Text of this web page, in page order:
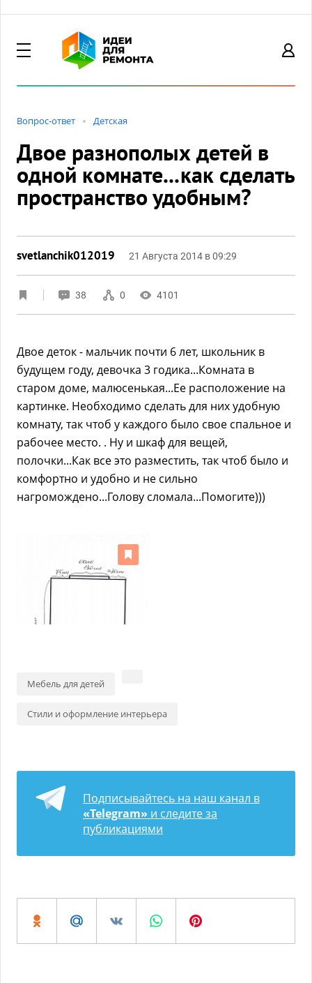
Вопрос-ответ Детская
Двое разнополых детей в
одной комнате...как сделать
пространство удобным?
svetlanchik012019 21 Августа 2014 в 09:29
38 0 4101
Двое деток - мальчик почти 6 лет, школьник в
будущем году, девочка 3 годика...Комната в
старом доме, малюсенькая...Ее расположение на
картинке. Необходимо сделать для них удобную
комнату, так чтоб у каждого было свое спальное и
рабочее место. . Ну и шкаф для вещей,
полочки...Как все это разместить, так чтоб было и
комфортно и удобно и не сильно
нагромождено...Голову сломала...Помогите)))
Мебель для детей
Стили и оформление интерьера
Подписывайтесь на наш канал в
«Telegram» и следите за
публикациями